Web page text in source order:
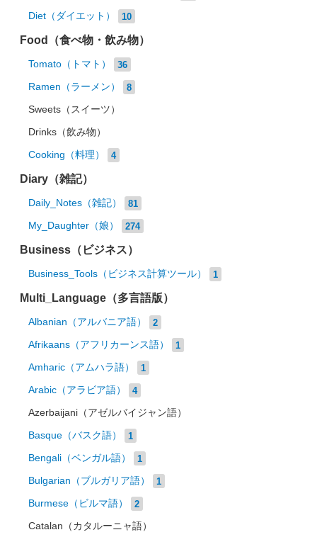
Diet（ダイエット） 10
Food（食べ物・飲み物）
Tomato（トマト） 36
Ramen（ラーメン） 8
Sweets（スイーツ）
Drinks（飲み物）
Cooking（料理） 4
Diary（雑記）
Daily_Notes（雑記） 81
My_Daughter（娘） 274
Business（ビジネス）
Business_Tools（ビジネス計算ツール） 1
Multi_Language（多言語版）
Albanian（アルバニア語） 2
Afrikaans（アフリカーンス語） 1
Amharic（アムハラ語） 1
Arabic（アラビア語） 4
Azerbaijani（アゼルバイジャン語）
Basque（バスク語） 1
Bengali（ベンガル語） 1
Bulgarian（ブルガリア語） 1
Burmese（ビルマ語） 2
Catalan（カタルーニャ語）